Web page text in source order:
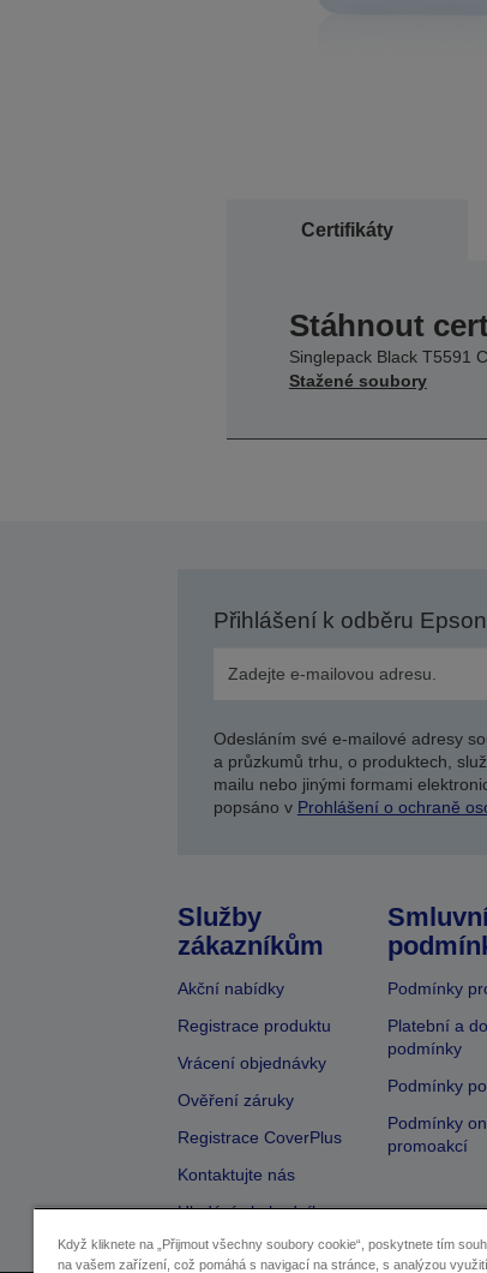
Certifikáty
Stáhnout
Singlepack Black T5591
Stažené soubory
Přihlášení k odběru
Odesláním své e-mailové adresy
a průzkumů trhu, o produktech,
mailu nebo jinými formami
popsáno v Prohlášení o ochraně
Služby
zákazníkům
Akční nabídky
Registrace produktu
Vrácení objednávky
Ověření záruky
Registrace CoverPlus
Kontaktujte nás
Hledání obchodníka
Podmínky
Platební a
podmínky
Podmínky
Podmínky
promoakcí
Když kliknete na „Přijmout všechny soubory cookie“, poskytnete tím
na vašem zařízení, což pomáhá s navigací na stránce, s analýzou